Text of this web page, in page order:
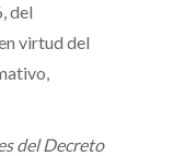
del
virtud del
del Decreto